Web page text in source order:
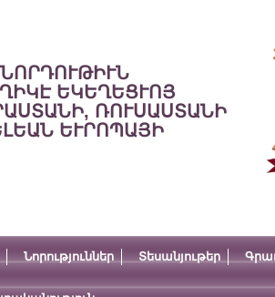
ԵԿԵՂԵՑՒՈՅ
ՌՈՒՍԱՍՏԱՆԻ
ԵՒՐՈՊԱՅԻ
Նորություններ Տեսանյութեր